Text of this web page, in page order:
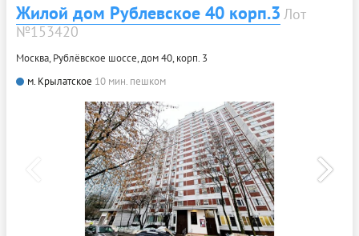
Жилой дом Рублевское 40 корп.3 Лот
№153420
Москва, Рублёвское шоссе, дом 40, корп. 3
м. Крылатское 10 мин. пешком